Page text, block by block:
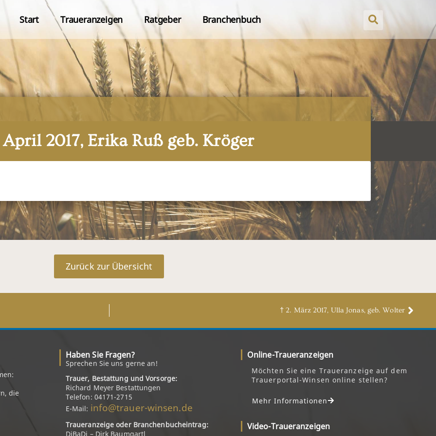
Start Traueranzeigen Ratgeber Branchenbuch
April 2017, Erika Ruß geb. Kröger
Zurück zur Übersicht
† 2. März 2017, Ulla Jonas, geb. Wolter
die
Haben Sie Fragen?
Sprechen Sie uns gerne an!
Trauer, Bestattung und Vorsorge:
Richard Meyer Bestattungen
Telefon: 04171-2715
E-Mail: info@trauer-winsen.de
Traueranzeige oder Branchenbucheintrag:
DiBaDi – Dirk Baumgartl
Online-Traueranzeigen
Möchten Sie eine Traueranzeige auf dem
Trauerportal-Winsen online stellen?
Mehr Informationen
Video-Traueranzeigen